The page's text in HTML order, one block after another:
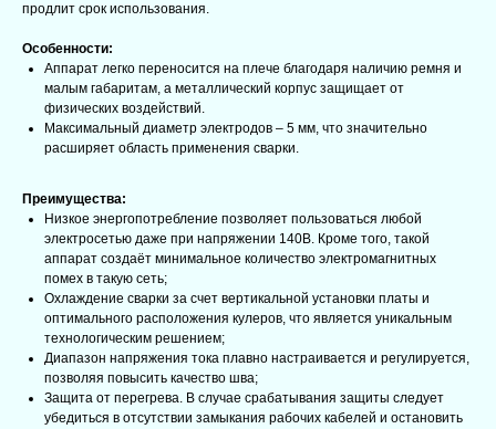
продлит срок использования.
Особенности:
Аппарат легко переносится на плече благодаря наличию ремня и
малым габаритам, а металлический корпус защищает от
физических воздействий.
Максимальный диаметр электродов – 5 мм, что значительно
расширяет область применения сварки.
Преимущества:
Низкое энергопотребление позволяет пользоваться любой
электросетью даже при напряжении 140В. Кроме того, такой
аппарат создаёт минимальное количество электромагнитных
помех в такую сеть;
Охлаждение сварки за счет вертикальной установки платы и
оптимального расположения кулеров, что является уникальным
технологическим решением;
Диапазон напряжения тока плавно настраивается и регулируется,
позволяя повысить качество шва;
Защита от перегрева. В случае срабатывания защиты следует
убедиться в отсутствии замыкания рабочих кабелей и остановить